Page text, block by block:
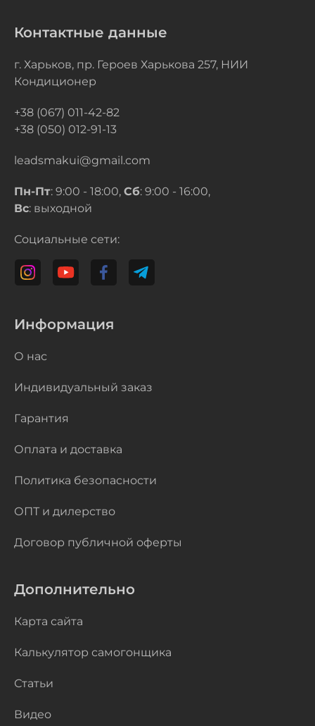
Контактные данные
г. Харьков, пр. Героев Харькова 257, НИИ
Кондиционер
+38 (067) 011-42-82
+38 (050) 012-91-13
leadsmakui@gmail.com
Пн-Пт: 9:00 - 18:00, Сб: 9:00 - 16:00,
Вс: выходной
Социальные сети:
Информация
О нас
Индивидуальный заказ
Гарантия
Оплата и доставка
Политика безопасности
ОПТ и дилерство
Договор публичной оферты
Дополнительно
Карта сайта
Калькулятор самогонщика
Статьи
Видео